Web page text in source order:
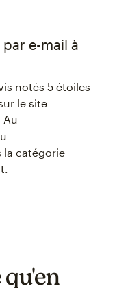
e-mail à
notés 5 étoiles
le site
Au
catégorie
qu'en